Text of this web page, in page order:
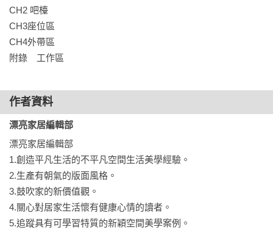
CH2 吧檯
CH3座位區
CH4外帶區
附錄　工作區
作者資料
漂亮家居編輯部
漂亮家居編輯部
1.創造平凡生活的不平凡空間生活美學經驗。
2.生產有朝氣的版面風格。
3.鼓吹家的新價值觀。
4.關心對居家生活懷有健康心情的讀者。
5.追蹤具有可學習特質的新穎空間美學案例。